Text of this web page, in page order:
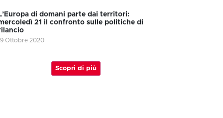
L’Europa di domani parte dai territori:
21 il confronto sulle politiche di
Ottobre 2020
Scopri di più